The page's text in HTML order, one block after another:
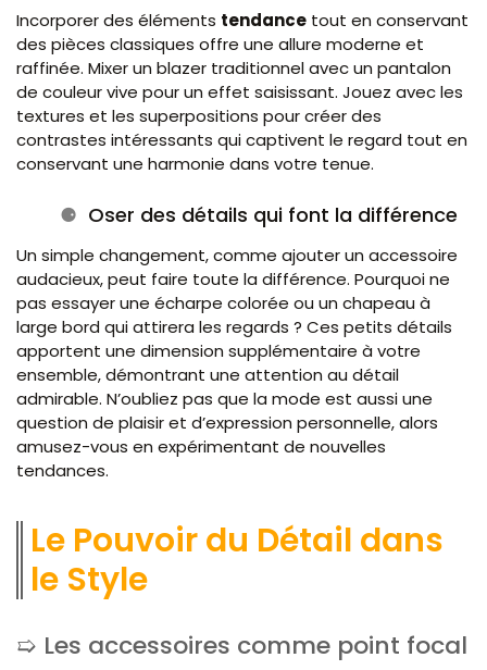
Incorporer des éléments tendance tout en conservant
des pièces classiques offre une allure moderne et
raffinée. Mixer un blazer traditionnel avec un pantalon
de couleur vive pour un effet saisissant. Jouez avec les
textures et les superpositions pour créer des
contrastes intéressants qui captivent le regard tout en
conservant une harmonie dans votre tenue.
Oser des détails qui font la différence
Un simple changement, comme ajouter un accessoire
audacieux, peut faire toute la différence. Pourquoi ne
pas essayer une écharpe colorée ou un chapeau à
large bord qui attirera les regards ? Ces petits détails
apportent une dimension supplémentaire à votre
ensemble, démontrant une attention au détail
admirable. N’oubliez pas que la mode est aussi une
question de plaisir et d’expression personnelle, alors
amusez-vous en expérimentant de nouvelles
tendances.
Le Pouvoir du Détail dans
le Style
Les accessoires comme point focal